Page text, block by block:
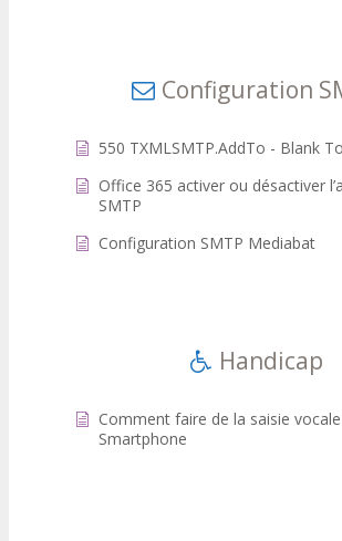
Configuration
550 TXMLSMTP.AddTo - Blank To
Office 365 activer ou désactiver
SMTP
Configuration SMTP Mediabat
Handicap
Comment faire de la saisie
Smartphone